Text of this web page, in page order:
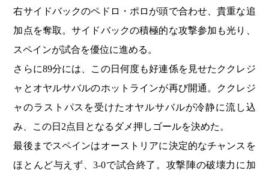
右サイドバックのペドロ・ポロが頭で合わせ、貴重な追
加点を奪取。サイドバックの積極的な攻撃参加も光り、
スペインが試合を優位に進める。
さらに89分には、この日何度も好連係を見せたククレジ
ャとオヤルサバルのホットラインが再び開通。ククレジ
ャのラストパスを受けたオヤルサバルが冷静に流し込
み、この日2点目となるダメ押しゴールを決めた。
最後までスペインはオーストリアに決定的なチャンスを
ほとんど与えず、3-0で試合終了。攻撃陣の破壊力に加